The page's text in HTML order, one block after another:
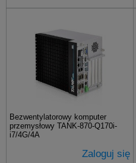
Bezwentylatorowy komputer
przemysłowy TANK-870-Q170i-
i7/4G/4A
Zaloguj się